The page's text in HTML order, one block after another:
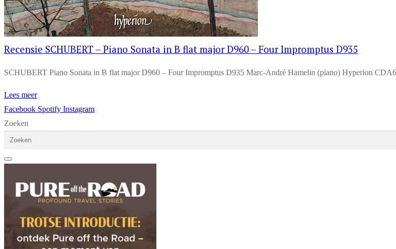
Recensie SCHUBERT – Piano Sonata in B flat major D960 – Four Impromptus D935
SCHUBERT Piano Sonata in B flat major D960 – Four Impromptus D935 Marc-André Hamelin (piano) Hyperion
Lees meer
Facebook Spotify Instagram
Zoeken